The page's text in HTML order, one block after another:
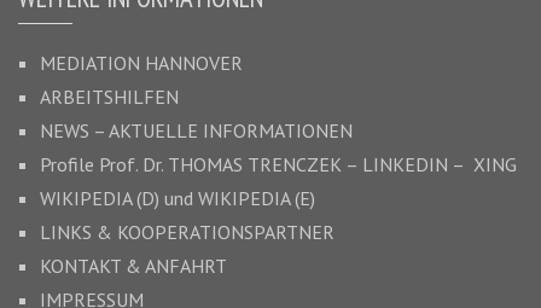
MEDIATION HANNOVER
ARBEITSHILFEN
NEWS – AKTUELLE INFORMATIONEN
Profile Prof. Dr. THOMAS TRENCZEK – LINKEDIN – XING
WIKIPEDIA (D) und WIKIPEDIA (E)
LINKS & KOOPERATIONSPARTNER
KONTAKT & ANFAHRT
IMPRESSUM